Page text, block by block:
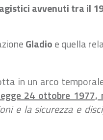
avvenuti tra il
Gladioe quella
in un arco
24 ottobre 1977,
e la sicurezza e